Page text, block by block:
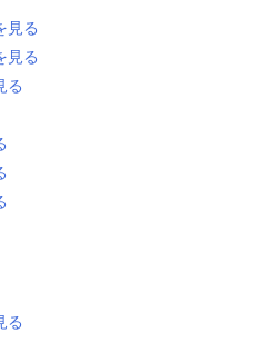
見る
見る
る
る